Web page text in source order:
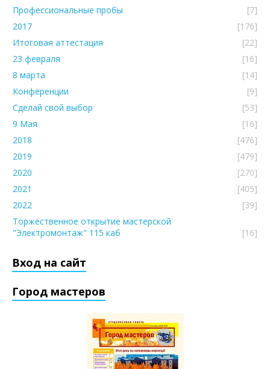
Профессиональные пробы
[7]
2017
[176]
Итоговая аттестация
[22]
23 февраля
[16]
8 марта
[14]
Конференции
[9]
Сделай свой выбор
[53]
9 Мая
[16]
2018
[476]
2019
[479]
2020
[270]
2021
[405]
2022
[39]
Торжественное открытие мастерской
"Электромонтаж" 115 каб
[16]
Вход на сайт
Город мастеров